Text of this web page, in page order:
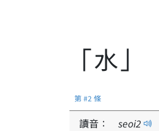
「水」
第 #2 條
讀音： seoi2